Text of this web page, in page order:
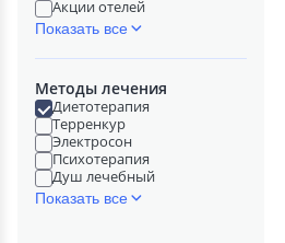
Акции отелей
Показать все
Методы лечения
Диетотерапия
Терренкур
Электросон
Психотерапия
Душ лечебный
Показать все